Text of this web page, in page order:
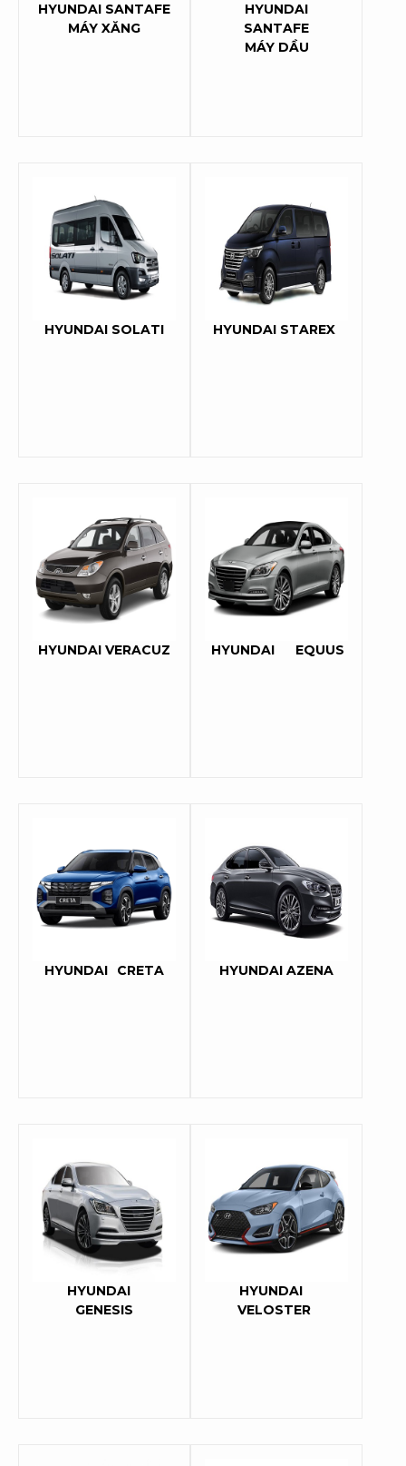
HYUNDAI SANTAFE
MÁY XĂNG
HYUNDAI
SANTAFE
MÁY DẦU
HYUNDAI SOLATI HYUNDAI STAREX
HYUNDAI VERACUZ HYUNDAI EQUUS
HYUNDAI CRETA HYUNDAI AZENA
HYUNDAI
GENESIS
HYUNDAI
VELOSTER